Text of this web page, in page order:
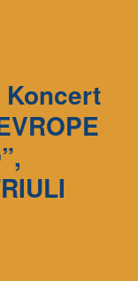
Koncert